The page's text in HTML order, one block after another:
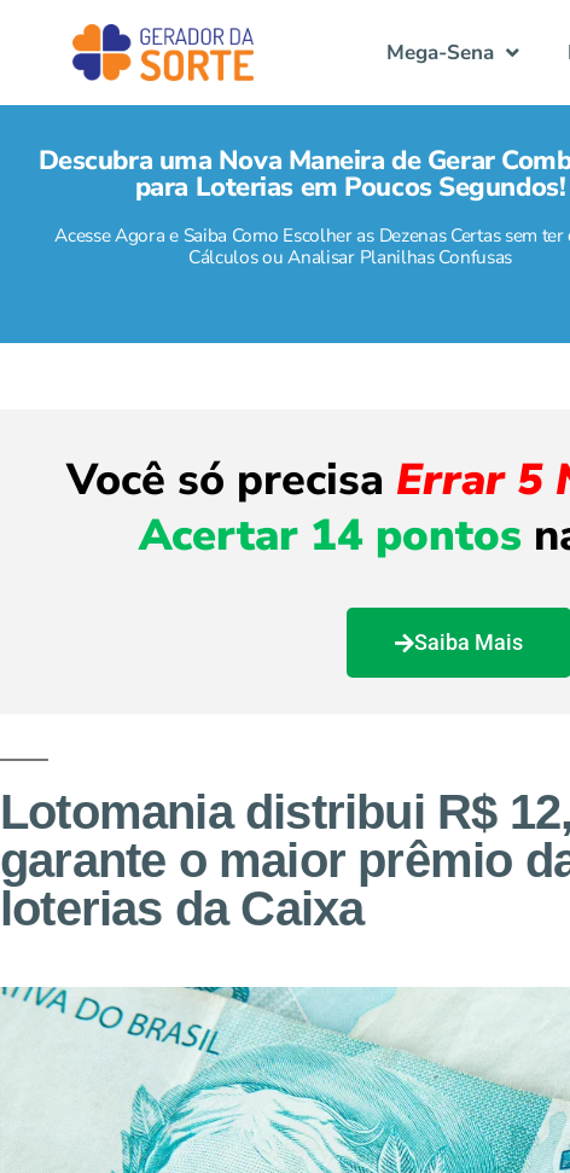
Mega-Sena
Descubra uma Nova Maneira de Gerar
para Loterias em Poucos Segundos!
Acesse Agora e Saiba Como Escolher as Dezenas Certas sem ter
Cálculos ou Analisar Planilhas Confusas
Você só precisa Errar 5
Acertar 14 pontos
Saiba Mais
Lotomania distribui R$
garante o maior prêmio
loterias da Caixa